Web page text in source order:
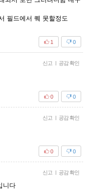
필드에서 퀘 못할정도
0
1
신고 공감 확인
0
0
신고 공감 확인
0
0
신고 공감 확인
니다